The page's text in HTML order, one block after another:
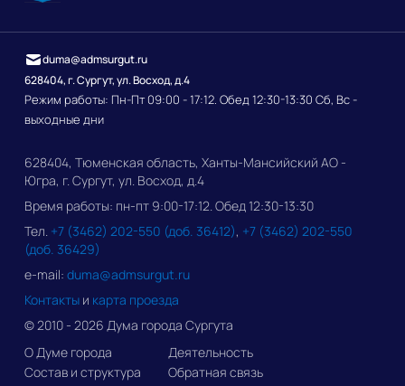
628404, г. Сургут, ул. Восход, д.4
Режим работы: Пн-Пт 09:00 - 17:12. Обед 12:30-13:30 Сб, Вс -
выходные дни
duma@admsurgut.ru
628404, Тюменская область, Ханты-Мансийский АО -
Югра, г. Сургут, ул. Восход, д.4
Время работы: пн-пт 9:00-17:12. Обед 12:30-13:30
Тел. +7 (3462) 202-550 (доб. 36412), +7 (3462) 202-550
(доб. 36429)
e-mail: duma@admsurgut.ru
Контакты и карта проезда
© 2010 - 2026 Дума города Сургута
О Думе города
Состав и структура
Деятельность
Обратная связь